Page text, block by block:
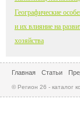
Географические
и их влияние на
хозяйства
Главная Статьи
© Регион 26 - каталог